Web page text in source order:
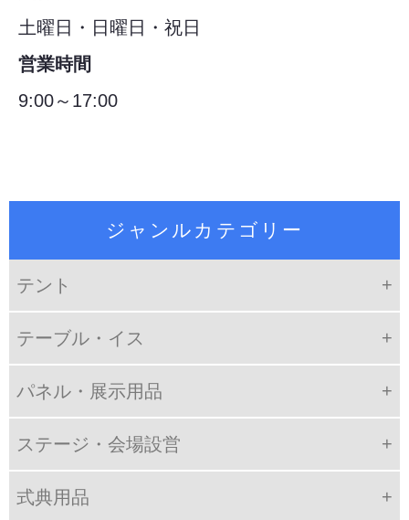
ジャンルカテゴリー
テント
テーブル・イス
パネル・展示用品
ステージ・会場設営
式典用品
土曜日・日曜日・祝日
営業時間
9:00～17:00